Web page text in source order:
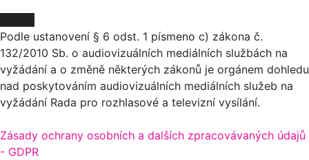
Podle ustanovení § 6 odst. 1 písmeno c) zákona č.
132/2010 Sb. o audiovizuálních mediálních službách na
vyžádání a o změně některých zákonů je orgánem dohledu
nad poskytováním audiovizuálních mediálních služeb na
vyžádání Rada pro rozhlasové a televizní vysílání.
Zásady ochrany osobních a dalších zpracovávaných údajů
- GDPR